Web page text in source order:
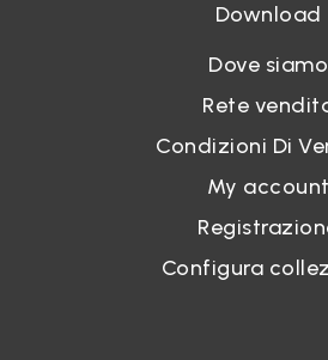
Download
Dove siamo
Rete
Condizioni Di
My account
Configura